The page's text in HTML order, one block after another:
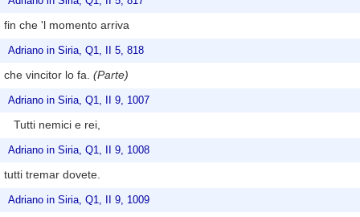
fin che 'l momento arriva
Adriano in Siria, Q1, II 5, 818
che vincitor lo fa. (Parte)
Adriano in Siria, Q1, II 9, 1007
Tutti nemici e rei,
Adriano in Siria, Q1, II 9, 1008
tutti tremar dovete.
Adriano in Siria, Q1, II 9, 1009